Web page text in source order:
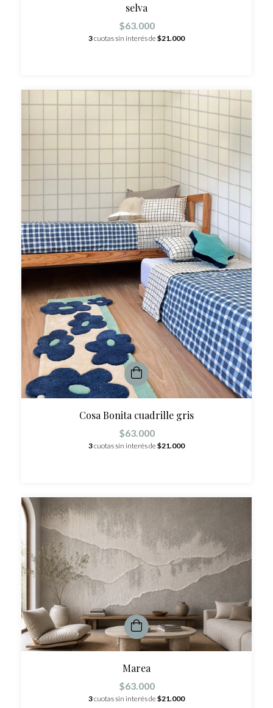
selva
$63.000
3cuotas sin interés de$21.000
Cosa Bonita cuadrille gris
$63.000
3cuotas sin interés de$21.000
Marea
$63.000
3cuotas sin interés de$21.000